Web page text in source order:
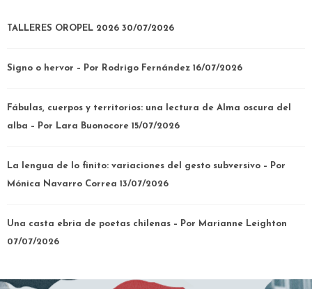
TALLERES OROPEL 2026 30/07/2026
Signo o hervor – Por Rodrigo Fernández 16/07/2026
Fábulas, cuerpos y territorios: una lectura de Alma oscura del
alba – Por Lara Buonocore 15/07/2026
La lengua de lo finito: variaciones del gesto subversivo – Por
Mónica Navarro Correa 13/07/2026
Una casta ebria de poetas chilenas – Por Marianne Leighton
07/07/2026